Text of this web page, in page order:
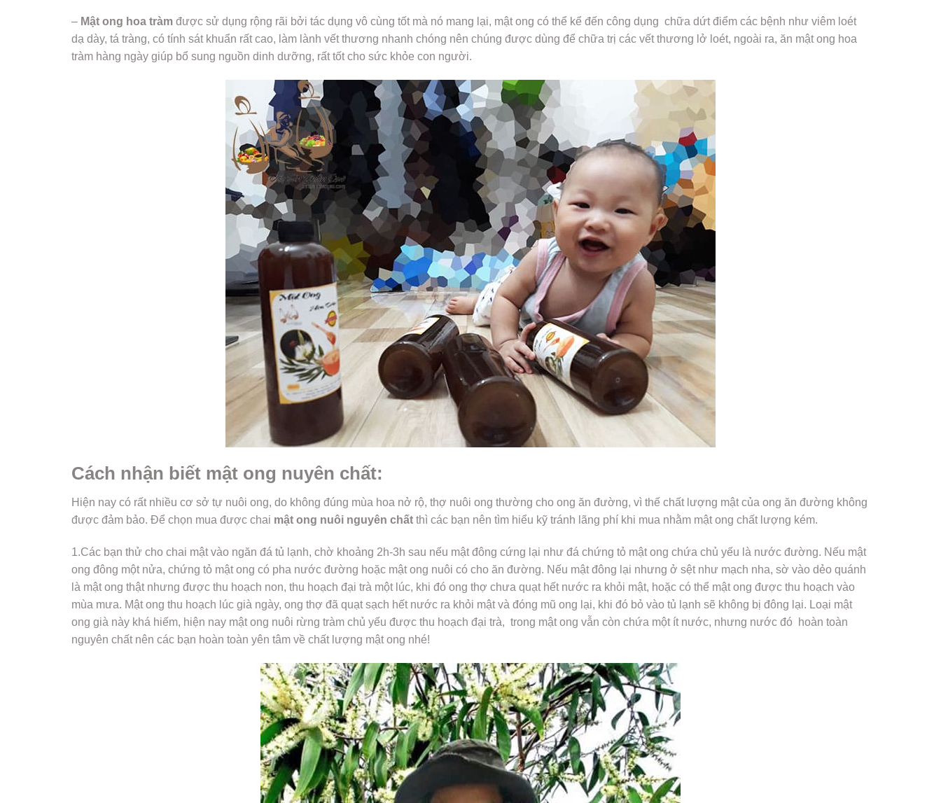
– Mật ong hoa tràm được sử dụng rộng rãi bởi tác dụng vô cùng tốt mà nó mang lại, mật ong có thể kể đến công dụng chữa dứt điểm các bệnh như viêm loét
dạ dày, tá tràng, có tính sát khuẩn rất cao, làm lành vết thương nhanh chóng nên chúng được dùng để chữa trị các vết thương lở loét, ngoài ra, ăn mật ong hoa
tràm hàng ngày giúp bổ sung nguồn dinh dưỡng, rất tốt cho sức khỏe con người.
Cách nhận biết mật ong nuyên chất:
Hiện nay có rất nhiều cơ sở tự nuôi ong, do không đúng mùa hoa nở rộ, thợ nuôi ong thường cho ong ăn đường, vì thế chất lượng mật của ong ăn đường không
được đảm bảo. Để chọn mua được chai mật ong nuôi nguyên chất thì các bạn nên tìm hiểu kỹ tránh lãng phí khi mua nhằm mật ong chất lượng kém.
1.Các bạn thử cho chai mật vào ngăn đá tủ lạnh, chờ khoảng 2h-3h sau nếu mật đông cứng lại như đá chứng tỏ mật ong chứa chủ yếu là nước đường. Nếu mật
ong đông một nửa, chứng tỏ mật ong có pha nước đường hoặc mật ong nuôi có cho ăn đường. Nếu mật đông lại nhưng ở sệt như mạch nha, sờ vào dẻo quánh
là mật ong thật nhưng được thu hoạch non, thu hoạch đại trà một lúc, khi đó ong thợ chưa quạt hết nước ra khỏi mật, hoặc có thể mật ong được thu hoạch vào
mùa mưa. Mật ong thu hoạch lúc già ngày, ong thợ đã quạt sạch hết nước ra khỏi mật và đóng mũ ong lại, khi đó bỏ vào tủ lạnh sẽ không bị đông lại. Loại mật
ong già này khá hiếm, hiện nay mật ong nuôi rừng tràm chủ yếu được thu hoạch đại trà, trong mật ong vẫn còn chứa một ít nước, nhưng nước đó hoàn toàn
nguyên chất nên các bạn hoàn toàn yên tâm về chất lượng mật ong nhé!